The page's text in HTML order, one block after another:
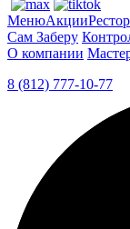
МенюАкции
Сам Заберу
О компании
8 (812) 777-10-77